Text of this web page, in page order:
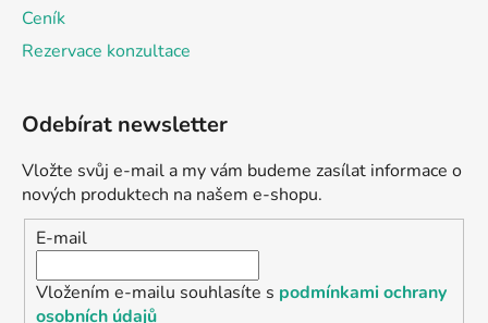
Ceník
Rezervace konzultace
Odebírat newsletter
Vložte svůj e-mail a my vám budeme zasílat informace o
nových produktech na našem e-shopu.
E-mail
Vložením e-mailu souhlasíte s podmínkami ochrany
osobních údajů